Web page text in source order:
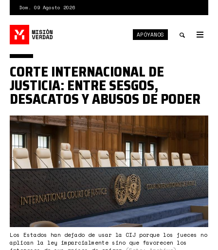
contenido
principal
Dom. 09 Agosto 2026
APÓYANOS
eur-
erco-
peace-
palace-
international-
court-
of-
justice-
of-
Los Estados han dejado de usar la CIJ porque los jueces no
aplican la ley imparcialmente sino que favorecen los
CORTE INTERNACIONAL DE
JUSTICIA: ENTRE SESGOS,
DESACATOS Y ABUSOS DE PODER